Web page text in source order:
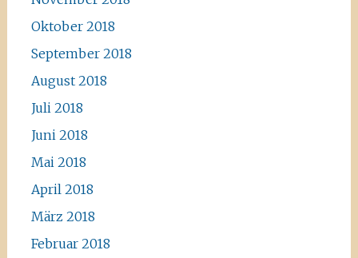
Oktober 2018
September 2018
August 2018
Juli 2018
Juni 2018
Mai 2018
April 2018
März 2018
Februar 2018